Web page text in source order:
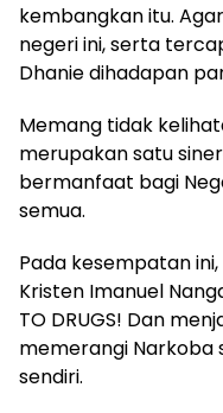
kembangkan itu.
negeri ini, serta
Dhanie dihadapan
Memang tidak
merupakan satu
bermanfaat bagi
semua.
Pada kesempatan ini,
Kristen Imanuel
TO DRUGS! Dan
memerangi Narkoba
sendiri.